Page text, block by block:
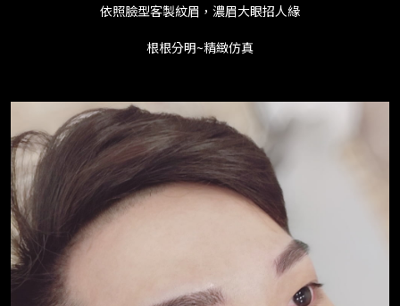
依照臉型客製紋眉，濃眉大眼招人緣
根根分明~精緻仿真